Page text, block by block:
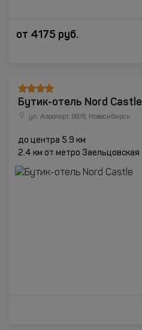
от 4175 руб.
Бутик-отель Nord Castle
ул. Аэропорт, 88/8, Новосибирск
до центра 5.9 км
2.4 км от метро Заельцовская